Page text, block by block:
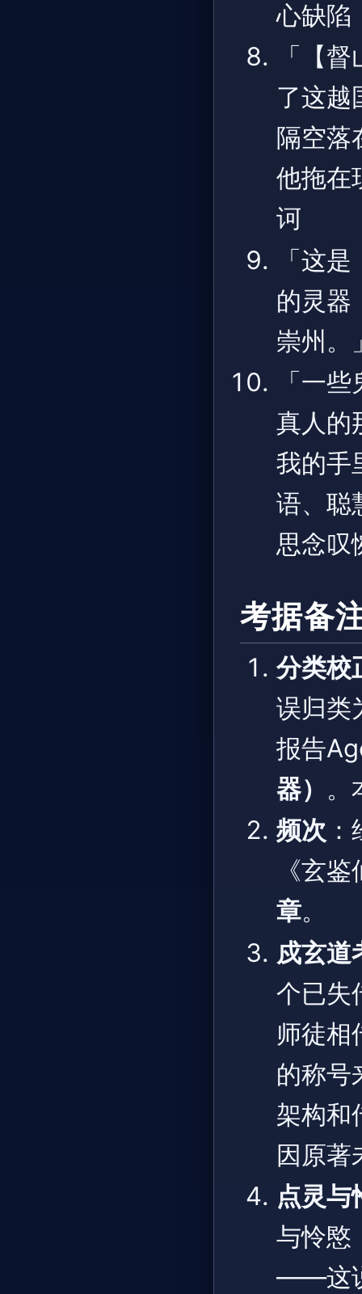
心缺陷
「【
了这
隔空落
他拖
诃
「这
的灵器
崇州
「一
真人的
我的手
语、
思念叹
考据备
分类校
误归类
报告
器） 。
频次
《玄
章。
戍玄道
个已失
师徒相
的称号
架构和
因原著
点灵与
与怜愍
——这